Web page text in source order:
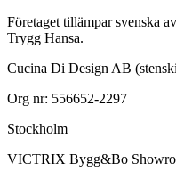
Företaget tillämpar svenska
Trygg Hansa.
Cucina Di Design AB
Org nr: 556652-2297
Stockholm
VICTRIX Bygg&Bo